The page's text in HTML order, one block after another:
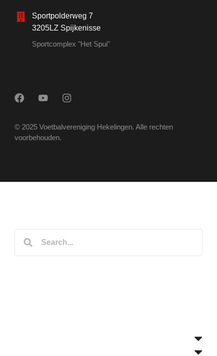
Sportpolderweg 7
3205LZ Spijkenisse
Sportcomplex "Het Spui"
© 2025 Voetbalvereniging Hekelingen. Alle rechten
voorbehouden.